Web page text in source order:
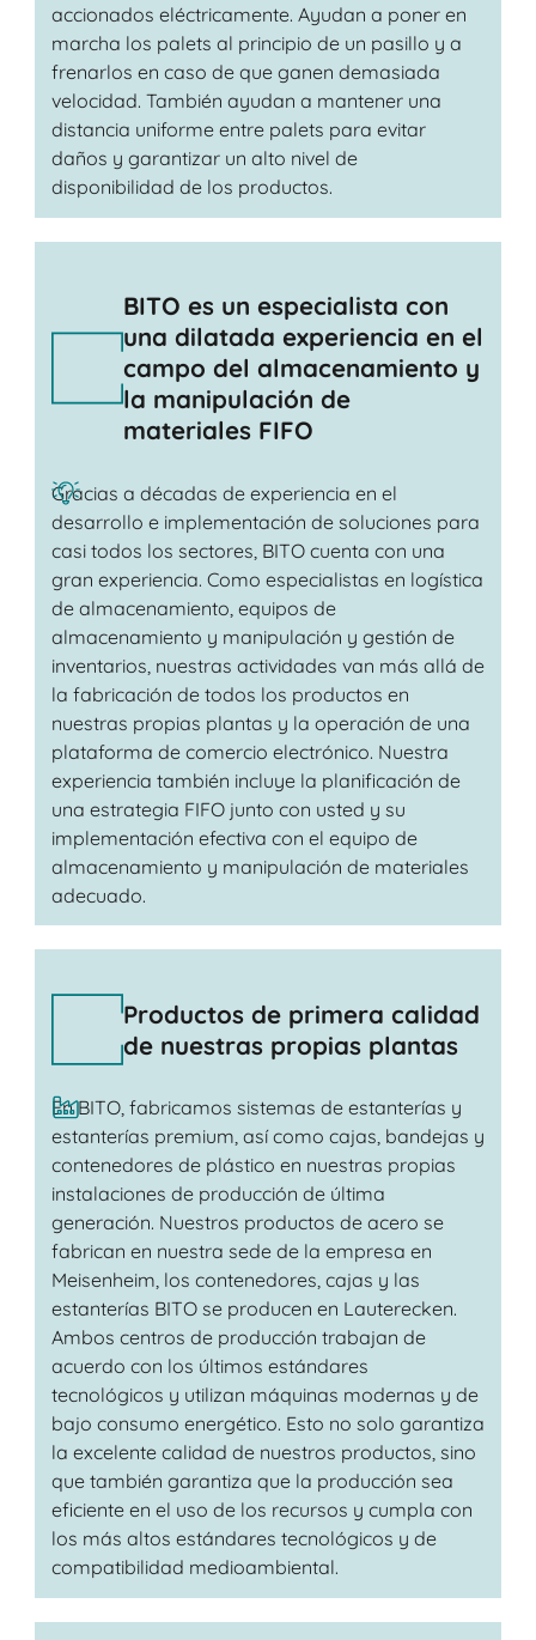
accionados eléctricamente. Ayudan a poner en
marcha los palets al principio de un pasillo y a
frenarlos en caso de que ganen demasiada
velocidad. También ayudan a mantener una
distancia uniforme entre palets para evitar
daños y garantizar un alto nivel de
disponibilidad de los productos.
BITO es un especialista con
una dilatada experiencia en el
campo del almacenamiento y
la manipulación de
materiales FIFO
Gracias a décadas de experiencia en el
desarrollo e implementación de soluciones para
casi todos los sectores, BITO cuenta con una
gran experiencia. Como especialistas en logística
de almacenamiento, equipos de
almacenamiento y manipulación y gestión de
inventarios, nuestras actividades van más allá de
la fabricación de todos los productos en
nuestras propias plantas y la operación de una
plataforma de comercio electrónico. Nuestra
experiencia también incluye la planificación de
una estrategia FIFO junto con usted y su
implementación efectiva con el equipo de
almacenamiento y manipulación de materiales
adecuado.
Productos de primera calidad
de nuestras propias plantas
En BITO, fabricamos sistemas de estanterías y
estanterías premium, así como cajas, bandejas y
contenedores de plástico en nuestras propias
instalaciones de producción de última
generación. Nuestros productos de acero se
fabrican en nuestra sede de la empresa en
Meisenheim, los contenedores, cajas y las
estanterías BITO se producen en Lauterecken.
Ambos centros de producción trabajan de
acuerdo con los últimos estándares
tecnológicos y utilizan máquinas modernas y de
bajo consumo energético. Esto no solo garantiza
la excelente calidad de nuestros productos, sino
que también garantiza que la producción sea
eficiente en el uso de los recursos y cumpla con
los más altos estándares tecnológicos y de
compatibilidad medioambiental.